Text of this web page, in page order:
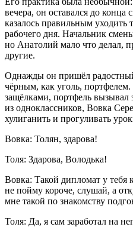
вечера, он оставался до
казалось правильным уходить
рабочего дня. Начальник
но Анатолий мало что делал,
другие.
Однажды он пришёл
чёрным, как уголь,
защёлками, портфель вызывал
из одноклассников, Вовка
хулиганить и прогуливать
Вовка: Толян, здарова!
Толя: Здарова, Володька!
Вовка: Такой дипломат у тебя
не пойму короче, слушай, а
мне такой по знакомству
Толя: Да, я сам заработал на